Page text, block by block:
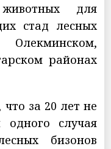
для
стад лесных
районах
за 20 лет не
случая
бизонов